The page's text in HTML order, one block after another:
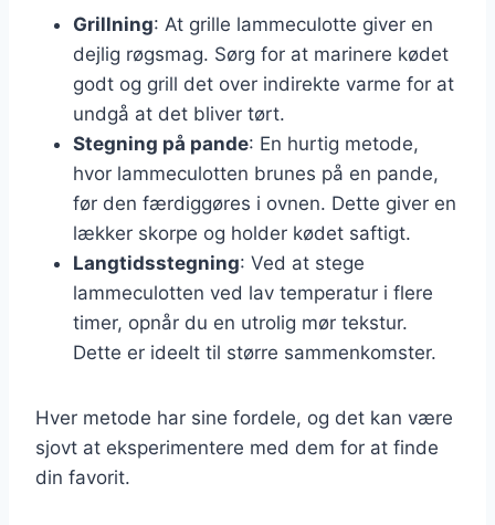
Grillning: At grille lammeculotte giver en
dejlig røgsmag. Sørg for at marinere kødet
godt og grill det over indirekte varme for at
undgå at det bliver tørt.
Stegning på pande: En hurtig metode,
hvor lammeculotten brunes på en pande,
før den færdiggøres i ovnen. Dette giver en
lækker skorpe og holder kødet saftigt.
Langtidsstegning: Ved at stege
lammeculotten ved lav temperatur i flere
timer, opnår du en utrolig mør tekstur.
Dette er ideelt til større sammenkomster.
Hver metode har sine fordele, og det kan være
sjovt at eksperimentere med dem for at finde
din favorit.